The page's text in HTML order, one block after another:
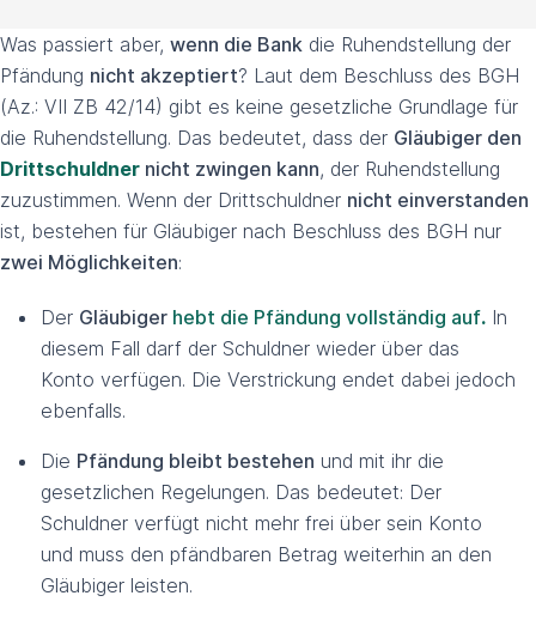
Was passiert aber, wenn die Bank die Ruhendstellung der
Pfändung nicht akzeptiert? Laut dem Beschluss des BGH
(Az.: VII ZB 42/14) gibt es keine gesetzliche Grundlage für
die Ruhendstellung. Das bedeutet, dass der Gläubiger den
Drittschuldner nicht zwingen kann, der Ruhendstellung
zuzustimmen. Wenn der Drittschuldner nicht einverstanden
ist, bestehen für Gläubiger nach Beschluss des BGH nur
zwei Möglichkeiten:
Der Gläubiger hebt die Pfändung vollständig auf. In
diesem Fall darf der Schuldner wieder über das
Konto verfügen. Die Verstrickung endet dabei jedoch
ebenfalls.
Die Pfändung bleibt bestehen und mit ihr die
gesetzlichen Regelungen. Das bedeutet: Der
Schuldner verfügt nicht mehr frei über sein Konto
und muss den pfändbaren Betrag weiterhin an den
Gläubiger leisten.